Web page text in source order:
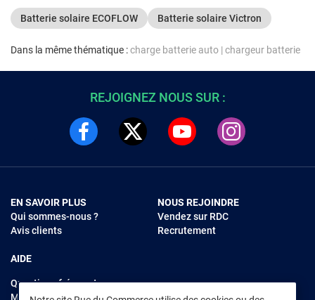
Batterie solaire ECOFLOW Batterie solaire Victron
Dans la même thématique :charge batterie auto | chargeur batterie
REJOIGNEZ NOUS SUR :
EN SAVOIR PLUS
Qui sommes-nous ?
Avis clients
AIDE
Questions fréquentes
Modes de règlements
NOUS REJOINDRE
Vendez sur RDC
Recrutement